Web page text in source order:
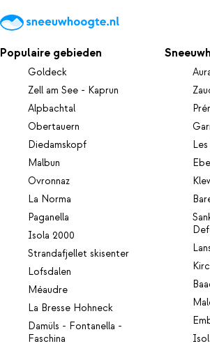
Populaire gebieden
Goldeck
Zell am See - Kaprun
Alpbachtal
Obertauern
Diedamskopf
Malbun
Ovronnaz
La Norma
Paganella
Isola 2000
Strandafjellet skisenter
Lofsdalen
Méaudre
La Bresse Hohneck
Damüls - Fontanella -
Faschina